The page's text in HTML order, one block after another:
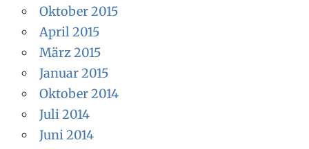
Oktober 2015
April 2015
März 2015
Januar 2015
Oktober 2014
Juli 2014
Juni 2014